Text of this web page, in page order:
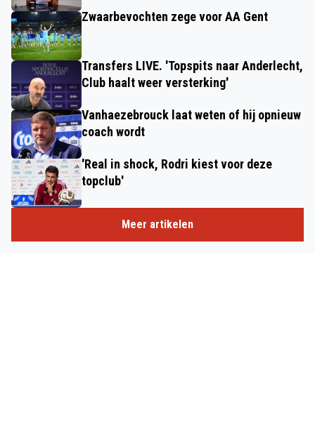
Zwaarbevochten zege voor AA Gent
Transfers LIVE. 'Topspits naar Anderlecht,
Club haalt weer versterking'
Vanhaezebrouck laat weten of hij opnieuw
coach wordt
'Real in shock, Rodri kiest voor deze
topclub'
Meer artikelen